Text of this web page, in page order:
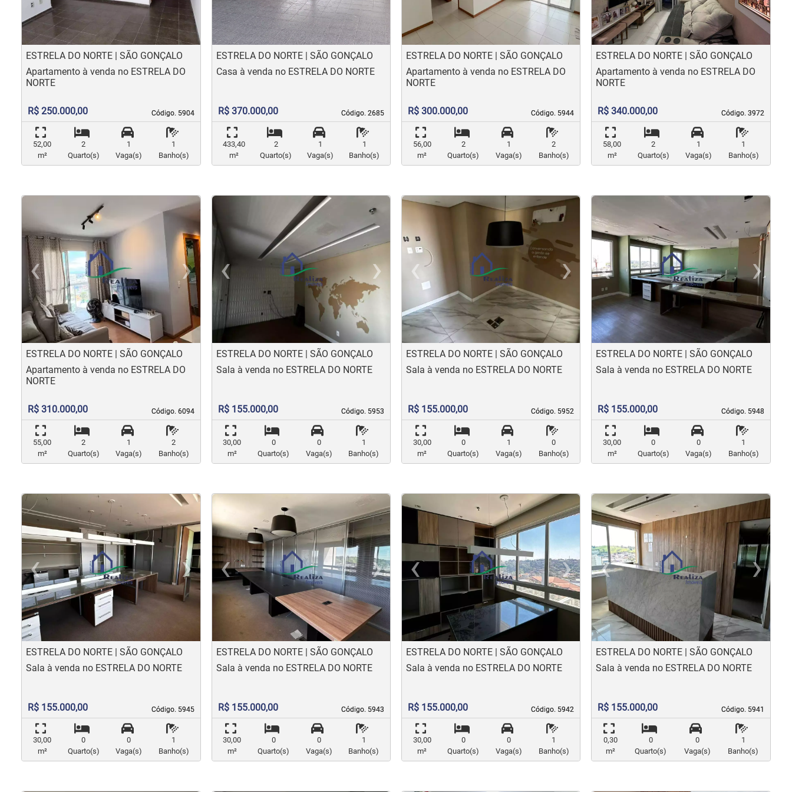
ESTRELA DO NORTE | SÃO GONÇALO
Código. 5904
Código. 5904
Apartamento à venda no ESTRELA DO
NORTE
R$ 250.000,00
52,00
m²
2
Quarto(s)
1
Vaga(s)
1
Banho(s)
ESTRELA DO NORTE | SÃO GONÇALO
Código. 2685
Código. 2685
Casa à venda no ESTRELA DO NORTE
R$ 370.000,00
433,40
m²
2
Quarto(s)
1
Vaga(s)
1
Banho(s)
ESTRELA DO NORTE | SÃO GONÇALO
Código. 5944
Código. 5944
Apartamento à venda no ESTRELA DO
NORTE
R$ 300.000,00
56,00
m²
2
Quarto(s)
1
Vaga(s)
2
Banho(s)
ESTRELA DO NORTE | SÃO GONÇALO
Código. 3972
Código. 3972
Apartamento à venda no ESTRELA DO
NORTE
R$ 340.000,00
58,00
m²
2
Quarto(s)
1
Vaga(s)
1
Banho(s)
‹
Previous
›
Next
ESTRELA DO NORTE | SÃO GONÇALO
Código. 6094
Código. 6094
Apartamento à venda no ESTRELA DO
NORTE
R$ 310.000,00
55,00
m²
2
Quarto(s)
1
Vaga(s)
2
Banho(s)
‹
Previous
›
Next
ESTRELA DO NORTE | SÃO GONÇALO
Código. 5953
Código. 5953
Sala à venda no ESTRELA DO NORTE
R$ 155.000,00
30,00
m²
0
Quarto(s)
0
Vaga(s)
1
Banho(s)
‹
Previous
›
Next
ESTRELA DO NORTE | SÃO GONÇALO
Código. 5952
Código. 5952
Sala à venda no ESTRELA DO NORTE
R$ 155.000,00
30,00
m²
0
Quarto(s)
1
Vaga(s)
0
Banho(s)
‹
Previous
›
ESTRELA DO NORTE | SÃO GONÇALO
Código. 5948
Código. 5948
Sala à venda no ESTRELA DO NORTE
R$ 155.000,00
30,00
m²
0
Quarto(s)
0
Vaga(s)
1
Banho(s)
‹
Previous
›
Next
ESTRELA DO NORTE | SÃO GONÇALO
Código. 5945
Código. 5945
Sala à venda no ESTRELA DO NORTE
R$ 155.000,00
30,00
m²
0
Quarto(s)
0
Vaga(s)
1
Banho(s)
‹
Previous
›
Next
ESTRELA DO NORTE | SÃO GONÇALO
Código. 5943
Código. 5943
Sala à venda no ESTRELA DO NORTE
R$ 155.000,00
30,00
m²
0
Quarto(s)
0
Vaga(s)
1
Banho(s)
‹
Previous
›
Next
ESTRELA DO NORTE | SÃO GONÇALO
Código. 5942
Código. 5942
Sala à venda no ESTRELA DO NORTE
R$ 155.000,00
30,00
m²
0
Quarto(s)
0
Vaga(s)
1
Banho(s)
‹
Previous
›
ESTRELA DO NORTE | SÃO GONÇALO
Código. 5941
Código. 5941
Sala à venda no ESTRELA DO NORTE
R$ 155.000,00
0,30
m²
0
Quarto(s)
0
Vaga(s)
1
Banho(s)